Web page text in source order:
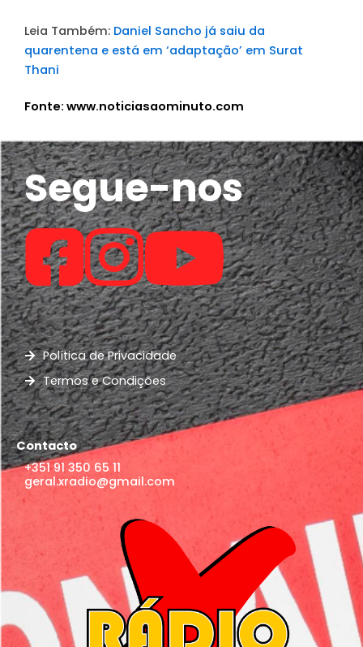
Leia Também: Daniel Sancho já saiu da
quarentena e está em ‘adaptação’ em Surat
Thani
Fonte: www.noticiasaominuto.com
Segue-nos
Política de Privacidade
Termos e Condições
Contacto
+351 91 350 65 11
geral.xradio@gmail.com